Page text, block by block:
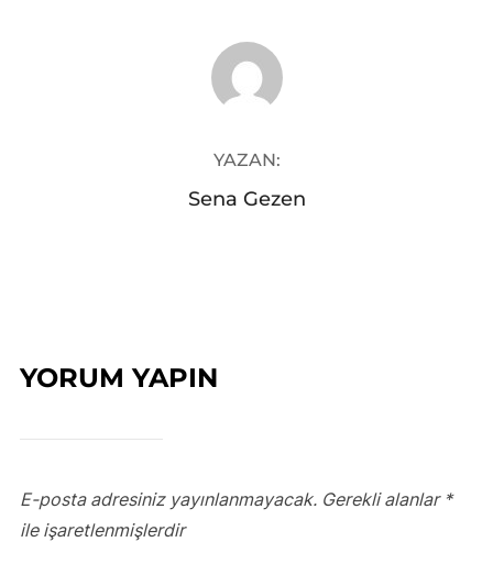
YAZAR
YAZAN:
Sena Gezen
YORUM YAPIN
E-posta adresiniz yayınlanmayacak. Gerekli alanlar *
ile işaretlenmişlerdir